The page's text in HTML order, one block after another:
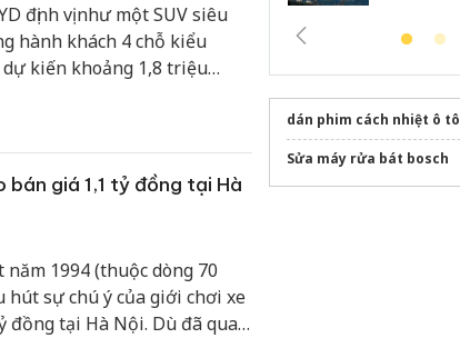
định vị như một SUV siêu
hành khách 4 chỗ kiểu
kiến khoảng 1,8 triệu
siêu sang.
bán giá 1,1 tỷ đồng tại Hà
1994 (thuộc dòng 70
hút sự chú ý của giới chơi xe
đồng tại Hà Nội. Dù đã qua
dán phim cách nhiệt ô tô
Sửa máy rửa bát bosch